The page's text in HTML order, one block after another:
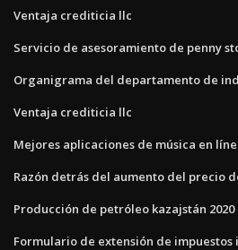
Ventaja crediticia llc
Servicio de asesoramiento de penny
Organigrama del departamento de
Ventaja crediticia llc
Mejores aplicaciones de música en
Razón detrás del aumento del precio
Producción de petróleo kazajstán 2020
Formulario de extensión de impuestos